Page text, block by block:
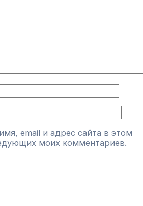
email и адрес сайта в этом
моих комментариев.